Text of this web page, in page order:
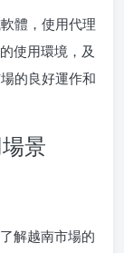
體，使用代理
使用環境，及
的良好運作和
景
解越南市場的